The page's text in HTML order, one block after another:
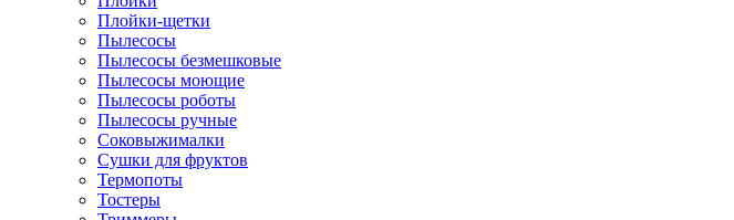
Плойки-щетки
Пылесосы
Пылесосы безмешковые
Пылесосы моющие
Пылесосы роботы
Пылесосы ручные
Соковыжималки
Сушки для фруктов
Термопоты
Тостеры